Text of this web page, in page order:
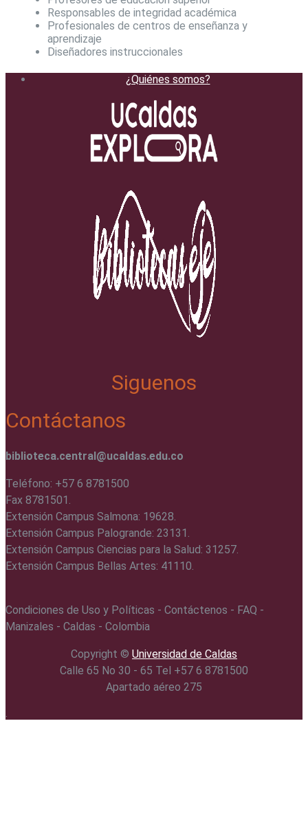
Responsables de integridad académica
Profesionales de centros de enseñanza y
aprendizaje
Diseñadores instruccionales
¿Quiénes somos?
Siguenos
Contáctanos
biblioteca.central@ucaldas.edu.co
Teléfono: +57 6 8781500
Fax 8781501.
Extensión Campus Salmona: 19628.
Extensión Campus Palogrande: 23131.
Extensión Campus Ciencias para la Salud: 31257.
Extensión Campus Bellas Artes: 41110.
Condiciones de Uso y Políticas - Contáctenos - FAQ -
Manizales - Caldas - Colombia
Copyright ©️ Universidad de Caldas
Calle 65 No 30 - 65 Tel +57 6 8781500
Apartado aéreo 275
.